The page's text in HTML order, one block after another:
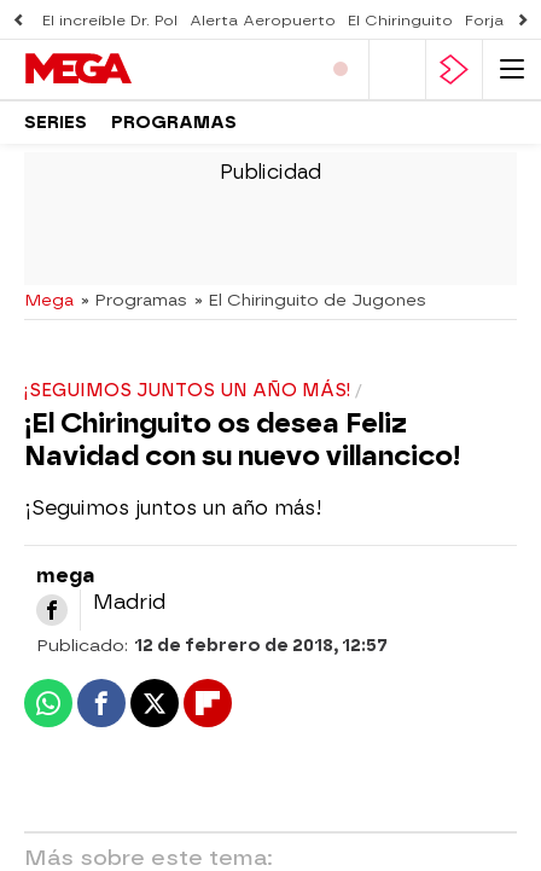
El increíble Dr. Pol Alerta Aeropuerto El Chiringuito Forjado
SERIES PROGRAMAS
Mega » Programas » El Chiringuito de Jugones
¡SEGUIMOS JUNTOS UN AÑO MÁS!
¡El Chiringuito os desea Feliz
Navidad con su nuevo villancico!
¡Seguimos juntos un año más!
mega
Madrid
Publicado: 12 de febrero de 2018, 12:57
WhatsappFacebook
X Flipboard
Más sobre este tema: